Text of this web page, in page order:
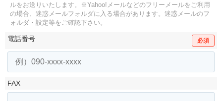
ルをお送りいたします。
※Yahoo!メールなどのフリーメールをご利用
の場合、迷惑メールフォルダに入る場合があります。 迷惑メールのフ
ォルダ・設定等をご確認下さい。
電話番号 必須
FAX